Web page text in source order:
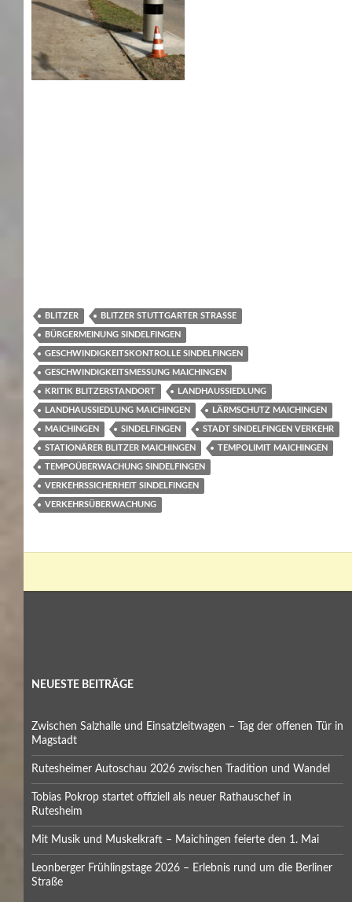
BLITZER BLITZER STUTTGARTER STRASSE
BÜRGERMEINUNG SINDELFINGEN
GESCHWINDIGKEITSKONTROLLE SINDELFINGEN
GESCHWINDIGKEITSMESSUNG MAICHINGEN
KRITIK BLITZERSTANDORT LANDHAUSSIEDLUNG
LANDHAUSSIEDLUNG MAICHINGEN LÄRMSCHUTZ MAICHINGEN
MAICHINGEN SINDELFINGEN STADT SINDELFINGEN VERKEHR
STATIONÄRER BLITZER MAICHINGEN TEMPOLIMIT MAICHINGEN
TEMPOÜBERWACHUNG SINDELFINGEN
VERKEHRSSICHERHEIT SINDELFINGEN
VERKEHRSÜBERWACHUNG
NEUESTE BEITRÄGE
Zwischen Salzhalle und Einsatzleitwagen – Tag der offenen Tür in
Magstadt
Rutesheimer Autoschau 2026 zwischen Tradition und Wandel
Tobias Pokrop startet offiziell als neuer Rathauschef in
Rutesheim
Mit Musik und Muskelkraft – Maichingen feierte den 1. Mai
Leonberger Frühlingstage 2026 – Erlebnis rund um die Berliner
Straße